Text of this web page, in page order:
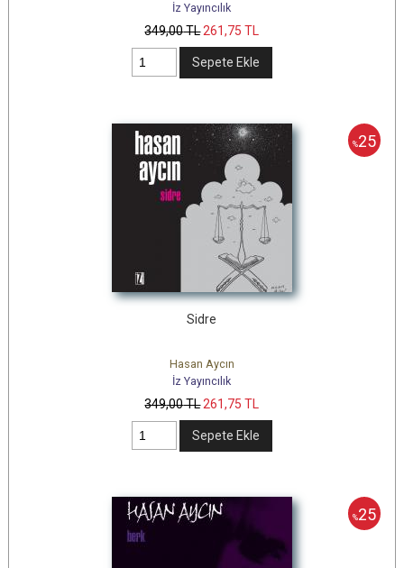
İz Yayıncılık
349,00TL261,75 TL
Sepete Ekle
%25
Sidre
Hasan Aycın
İz Yayıncılık
349,00TL261,75 TL
Sepete Ekle
%25